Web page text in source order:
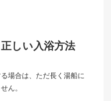
しい入浴方法
場合は、ただ長く湯船に
ん。